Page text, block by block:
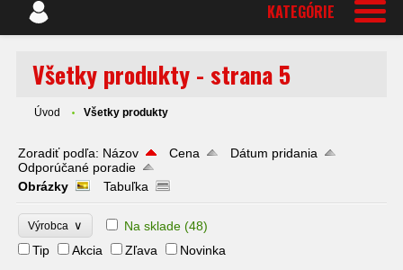
KATEGÓRIE
Všetky produkty - strana 5
Úvod Všetky produkty
Zoradiť podľa: Názov Cena
Dátum pridania
Odporúčané poradie
Obrázky
Tabuľka
Výrobca ∨ Na sklade (48)
Tip
Akcia Zľava
Novinka